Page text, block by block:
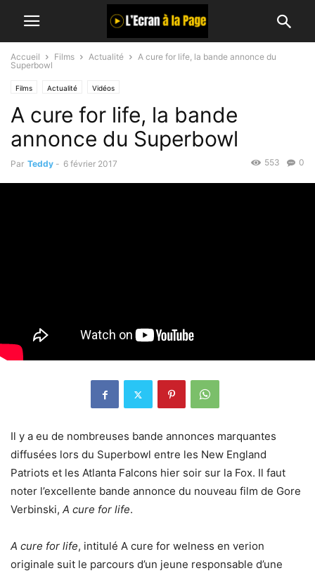
Accueil Films Actualité
A cure for life, la bande annonce du
Superbowl
Films Actualité Vidéos
A cure for life, la bande
annonce du Superbowl
Par Teddy - 6 février 2017 0
553
Il y a eu de nombreuses bande annonces marquantes
diffusées lors du Superbowl entre les New England
Patriots et les Atlanta Falcons hier soir sur la Fox. Il faut
noter l’excellente bande annonce du nouveau film de Gore
Verbinski, A cure for life.
A cure for life, intitulé A cure for welness en verion
originale suit le parcours d’un jeune responsable d’une